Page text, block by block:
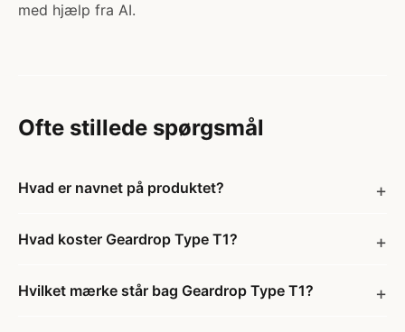
med hjælp fra AI.
Ofte stillede spørgsmål
Hvad er navnet på produktet?
Hvad koster Geardrop Type T1?
Hvilket mærke står bag Geardrop Type T1?